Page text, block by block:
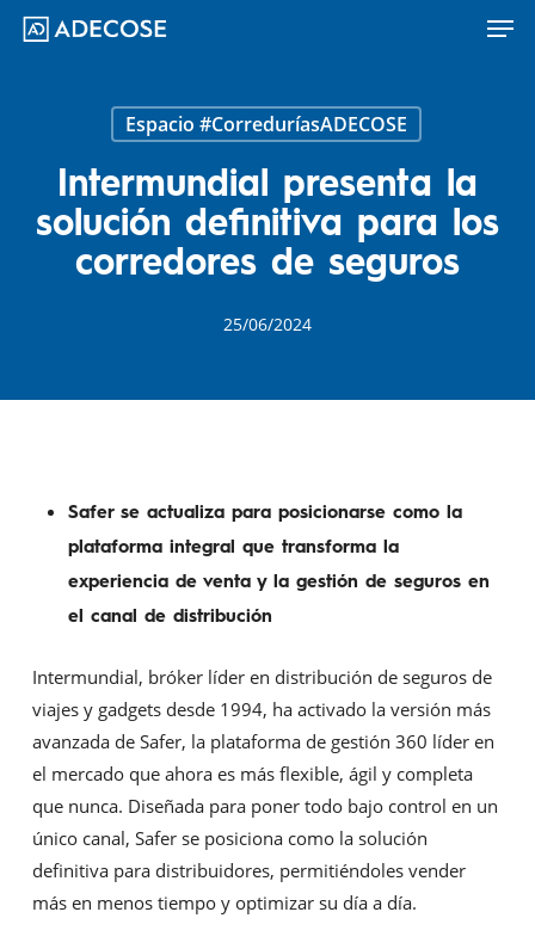
Skip
Espacio #CorreduríasADECOSE
Intermundial presenta la
solución definitiva para los
corredores de seguros
25/06/2024
Safer se actualiza para posicionarse como la
plataforma integral que transforma la
experiencia de venta y la gestión de seguros en
el canal de distribución
Intermundial, bróker líder en distribución de seguros de
viajes y gadgets desde 1994, ha activado la versión más
avanzada de Safer, la plataforma de gestión 360 líder en
el mercado que ahora es más flexible, ágil y completa
que nunca. Diseñada para poner todo bajo control en un
único canal, Safer se posiciona como la solución
definitiva para distribuidores, permitiéndoles vender
más en menos tiempo y optimizar su día a día.